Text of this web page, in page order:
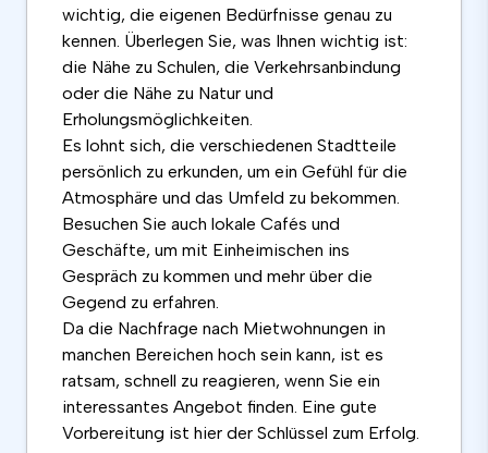
wichtig, die eigenen Bedürfnisse genau zu
kennen. Überlegen Sie, was Ihnen wichtig ist:
die Nähe zu Schulen, die Verkehrsanbindung
oder die Nähe zu Natur und
Erholungsmöglichkeiten.
Es lohnt sich, die verschiedenen Stadtteile
persönlich zu erkunden, um ein Gefühl für die
Atmosphäre und das Umfeld zu bekommen.
Besuchen Sie auch lokale Cafés und
Geschäfte, um mit Einheimischen ins
Gespräch zu kommen und mehr über die
Gegend zu erfahren.
Da die Nachfrage nach Mietwohnungen in
manchen Bereichen hoch sein kann, ist es
ratsam, schnell zu reagieren, wenn Sie ein
interessantes Angebot finden. Eine gute
Vorbereitung ist hier der Schlüssel zum Erfolg.